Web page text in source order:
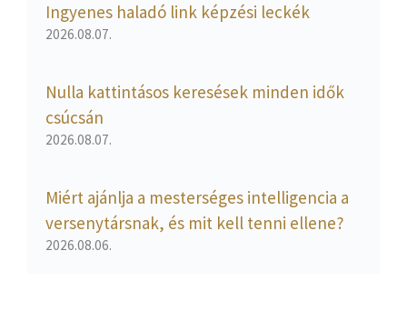
Ingyenes haladó link képzési leckék
2026.08.07.
Nulla kattintásos keresések minden idők
csúcsán
2026.08.07.
Miért ajánlja a mesterséges intelligencia a
versenytársnak, és mit kell tenni ellene?
2026.08.06.